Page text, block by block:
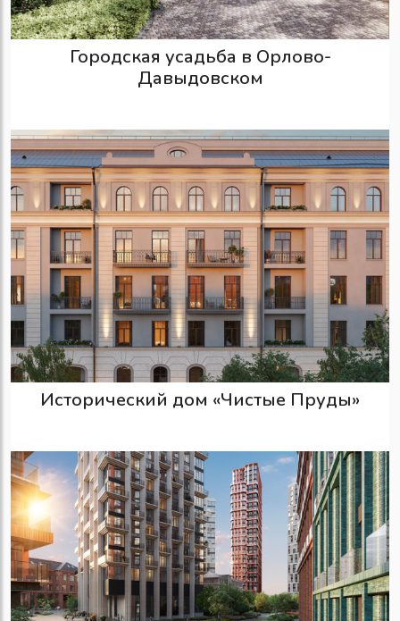
Городская усадьба в Орлово-
Давыдовском
Исторический дом «Чистые Пруды»